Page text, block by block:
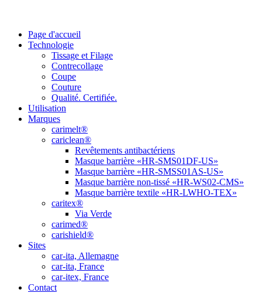
Page d'accueil
Technologie
Tissage et Filage
Contrecollage
Coupe
Couture
Qualité. Certifiée.
Utilisation
Marques
carimelt®
cariclean®
Revêtements antibactériens
Masque barrière «HR-SMS01DF-US»
Masque barrière «HR-SMSS01AS-US»
Masque barrière non-tissé «HR-WS02-CMS»
Masque barrière textile «HR-LWHO-TEX»
caritex®
Via Verde
carimed®
carishield®
Sites
car-ita, Allemagne
car-ita, France
car-itex, France
Contact